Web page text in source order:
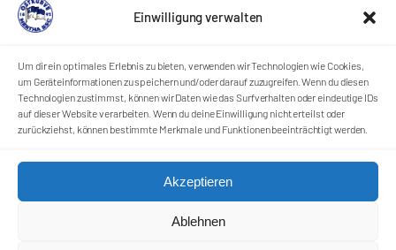
Einwilligung verwalten
Um dir ein optimales Erlebnis zu bieten, verwenden wir Technologien wie Cookies,
um Geräteinformationen zu speichern und/oder darauf zuzugreifen. Wenn du diesen
Technologien zustimmst, können wir Daten wie das Surfverhalten oder eindeutige IDs
auf dieser Website verarbeiten. Wenn du deine Einwilligung nicht erteilst oder
zurückziehst, können bestimmte Merkmale und Funktionen beeinträchtigt werden.
Akzeptieren
Ablehnen